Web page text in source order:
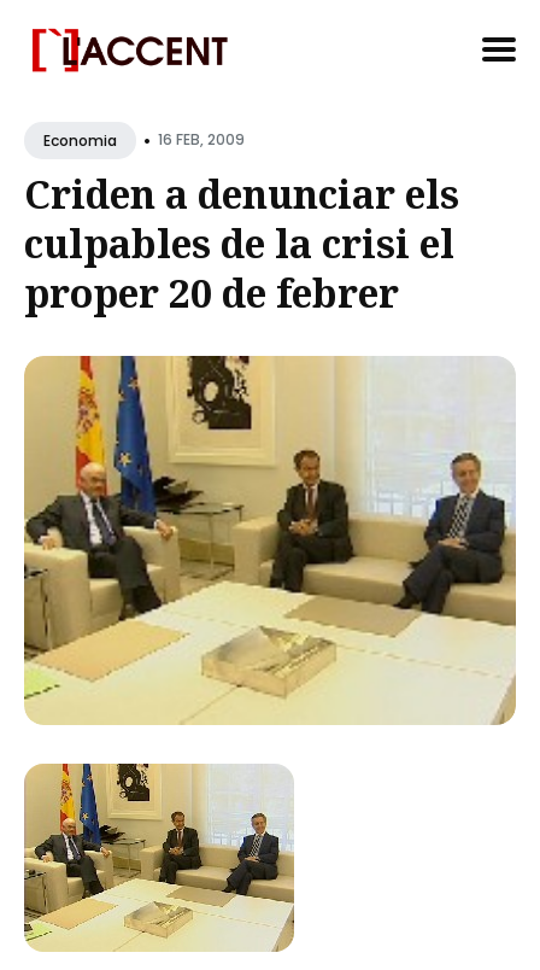
forEconomia • 16 FEB, 2009
Criden a denunciar els
culpables de la crisi el
proper 20 de febrer